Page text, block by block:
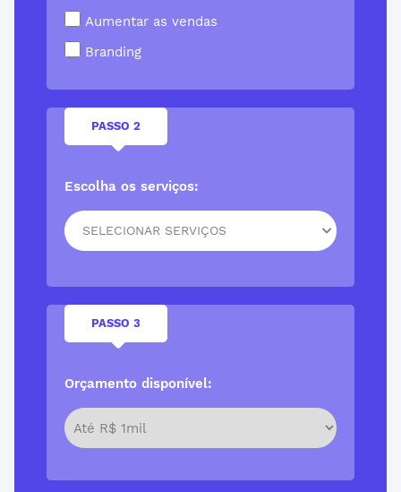
Aumentar as vendas
Branding
PASSO 2
Escolha os serviços:
SELECIONAR SERVIÇOS
PASSO 3
Orçamento disponível: